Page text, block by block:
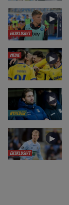
EKSKLUSIVT
►
MEDIE ►
NYHEDER
►
EKSKLUSIVT
►